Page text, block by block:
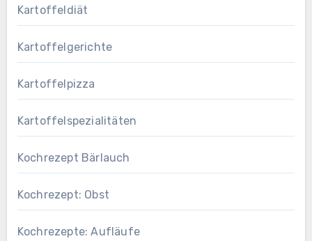
Kartoffeldiät
Kartoffelgerichte
Kartoffelpizza
Kartoffelspezialitäten
Kochrezept Bärlauch
Kochrezept: Obst
Kochrezepte: Aufläufe